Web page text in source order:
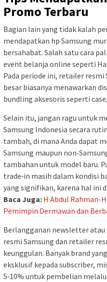
Promo Terbaru
Bagian lain yang tidak kalah
mendapatkan hp Samsung
bersahabat. Salah satu cara
event belanja online seperti
Pada periode ini, retailer
besar biasanya menawarkan
bundling aksesoris seperti
Selain itu, jangan ragu untuk
Samsung Indonesia secara
tambah, di mana Anda dapat
Samsung maupun
tambahan untuk model baru.
trade‑in masih dalam kondisi
yang signifikan, karena hal ini
Baca Juga: H Abdul Rahman-
Pemimpin Dermawan dan
Berlangganan newsletter
resmi Samsung dan retailer
keunggulan. Banyak brand
eksklusif kepada subscriber,
5‑10% untuk pembelian